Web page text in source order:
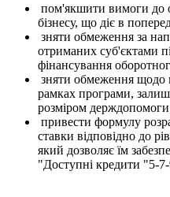
пом'якшити вимоги до
бізнесу, що діє в
зняти обмеження за
отриманих суб'єктами
фінансування
зняти обмеження щодо
рамках програми,
розміром
привести формулу
ставки відповідно до
який дозволяє їм
"Доступні кредити "5-